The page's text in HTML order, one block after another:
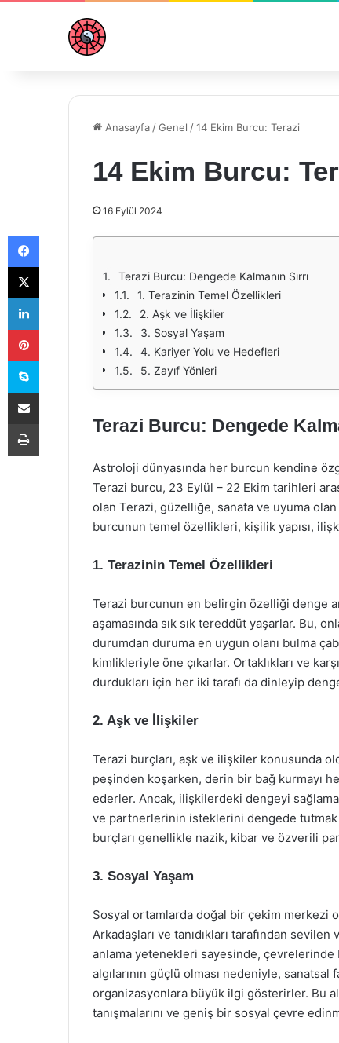
Anasayfa /Genel /14 Ekim Burcu: Terazi
14 Ekim Burcu:
16 Eylül 2024
Terazi Burcu: Dengede Kalmanın Sırrı
1. Terazinin Temel Özellikleri
2. Aşk ve İlişkiler
3. Sosyal Yaşam
4. Kariyer Yolu ve Hedefleri
5. Zayıf Yönleri
Terazi Burcu: Dengede
Astroloji dünyasında her burcun kendine
Terazi burcu, 23 Eylül – 22 Ekim tarihleri
olan Terazi, güzelliğe, sanata ve uyuma
burcunun temel özellikleri, kişilik yapısı,
1. Terazinin Temel Özellikleri
Terazi burcunun en belirgin özelliği denge
aşamasında sık sık tereddüt yaşarlar. Bu,
durumdan duruma en uygun olanı bulma
kimlikleriyle öne çıkarlar. Ortaklıkları ve
durdukları için her iki tarafı da dinleyip
2. Aşk ve İlişkiler
Terazi burçları, aşk ve ilişkiler konusunda
peşinden koşarken, derin bir bağ kurmayı
ederler. Ancak, ilişkilerdeki dengeyi
ve partnerlerinin isteklerini dengede
burçları genellikle nazik, kibar ve özverili
3. Sosyal Yaşam
Sosyal ortamlarda doğal bir çekim merkezi
Arkadaşları ve tanıdıkları tarafından
anlama yetenekleri sayesinde, çevrelerinde
algılarının güçlü olması nedeniyle,
organizasyonlara büyük ilgi gösterirler. Bu
tanışmalarını ve geniş bir sosyal çevre
Facebook
X
LinkedIn
Pinterest
Skype
E-Posta ile paylaş